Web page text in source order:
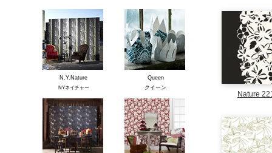
Nature
N.Y.Nature
NYネイチャー
Queen
クイーン